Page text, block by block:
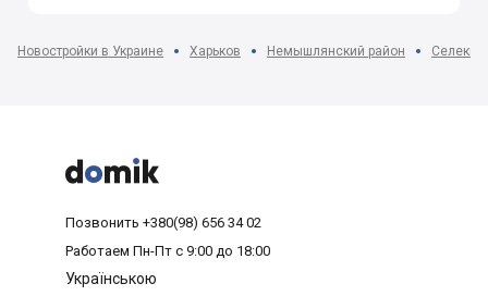
Новостройки в Украине Харьков Немышлянский район



Позвонить +380(98) 656 34 02
Работаем Пн-Пт с 9:00 до 18:00
Українською